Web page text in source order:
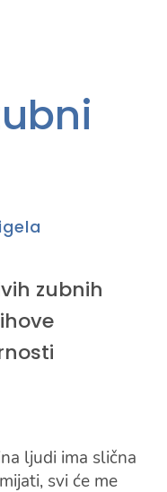
zubnih
ljudi ima slična
svi će me